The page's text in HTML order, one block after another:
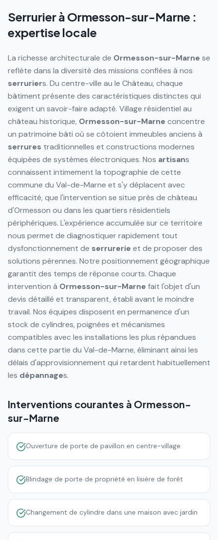
Serrurier à Ormesson-sur-Marne :
expertise locale
La richesse architecturale de Ormesson-sur-Marne se
reflète dans la diversité des missions confiées à nos
serruriers. Du centre-ville au le Château, chaque
bâtiment présente des caractéristiques distinctes qui
exigent un savoir-faire adapté. Village résidentiel au
château historique, Ormesson-sur-Marne concentre
un patrimoine bâti où se côtoient immeubles anciens à
serrures traditionnelles et constructions modernes
équipées de systèmes électroniques. Nos artisans
connaissent intimement la topographie de cette
commune du Val-de-Marne et s'y déplacent avec
efficacité, que l'intervention se situe près de château
d'Ormesson ou dans les quartiers résidentiels
périphériques. L'expérience accumulée sur ce territoire
nous permet de diagnostiquer rapidement tout
dysfonctionnement de serrurerie et de proposer des
solutions pérennes. Notre positionnement géographique
garantit des temps de réponse courts. Chaque
intervention à Ormesson-sur-Marne fait l'objet d'un
devis détaillé et transparent, établi avant le moindre
travail. Nos équipes disposent en permanence d'un
stock de cylindres, poignées et mécanismes
compatibles avec les installations les plus répandues
dans cette partie du Val-de-Marne, éliminant ainsi les
délais d'approvisionnement qui retardent habituellement
les dépannages.
Interventions courantes à Ormesson-
sur-Marne
Ouverture de porte de pavillon en centre-village
Blindage de porte de propriété en lisière de forêt
Changement de cylindre dans une maison avec jardin